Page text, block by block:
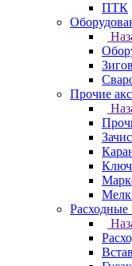
ПТК
Прочие
Расходные